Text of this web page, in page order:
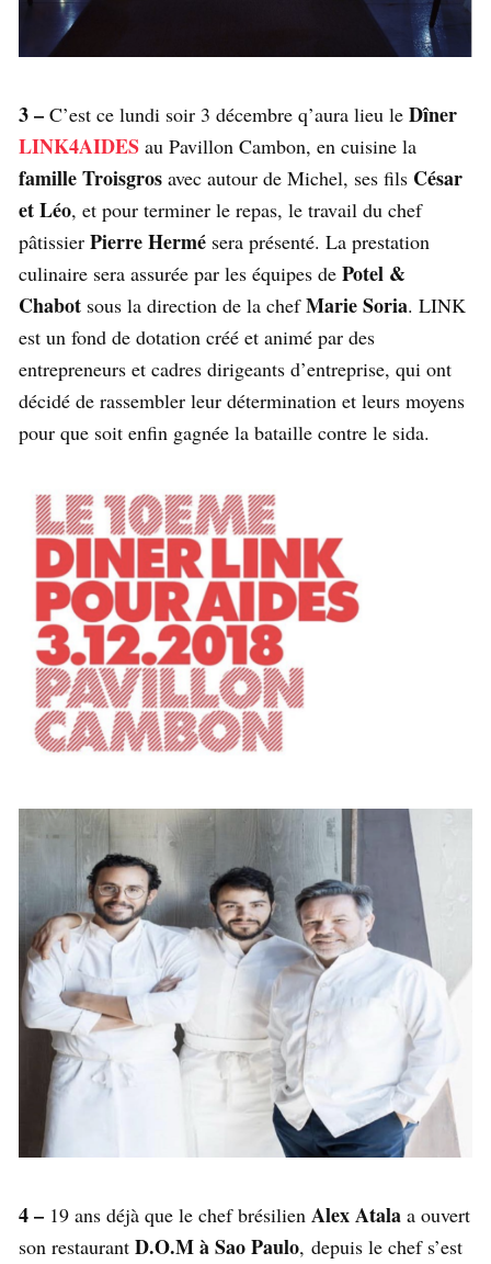
3 – C’est ce lundi soir 3 décembre q’aura lieu le Dîner
LINK4AIDES au Pavillon Cambon, en cuisine la
famille Troisgros avec autour de Michel, ses fils César
et Léo, et pour terminer le repas, le travail du chef
pâtissier Pierre Hermé sera présenté. La prestation
culinaire sera assurée par les équipes de Potel &
Chabot sous la direction de la chefMarie Soria. LINK
est un fond de dotation créé et animé par des
entrepreneurs et cadres dirigeants d’entreprise, qui ont
décidé de rassembler leur détermination et leurs moyens
pour que soit enfin gagnée la bataille contre le sida.
4 – 19 ans déjà que le chef brésilien Alex Atala a ouvert
son restaurant D.O.M à Sao Paulo, depuis le chef s’est